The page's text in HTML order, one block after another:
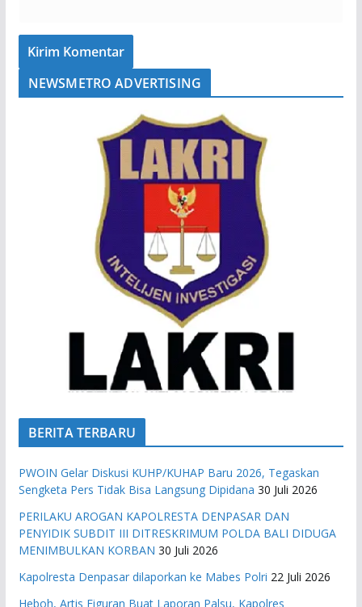
NEWSMETRO ADVERTISING
BERITA TERBARU
PWOIN Gelar Diskusi KUHP/KUHAP Baru 2026, Tegaskan
Sengketa Pers Tidak Bisa Langsung Dipidana 30 Juli 2026
PERILAKU AROGAN KAPOLRESTA DENPASAR DAN
PENYIDIK SUBDIT III DITRESKRIMUM POLDA BALI DIDUGA
MENIMBULKAN KORBAN 30 Juli 2026
Kapolresta Denpasar dilaporkan ke Mabes Polri 22 Juli 2026
Heboh, Artis Figuran Buat Laporan Palsu, Kapolres